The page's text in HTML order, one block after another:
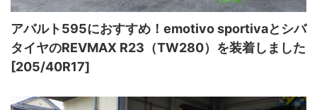
アバルト595におすすめ！emotivo sportivaとシバ
タイヤのREVMAX R23（TW280）を装着しました
[205/40R17]